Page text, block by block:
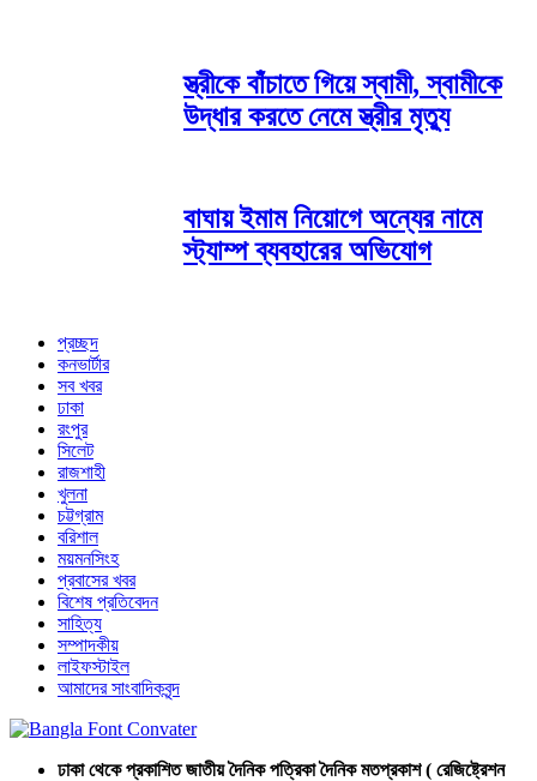
স্ত্রীকে বাঁচাতে গিয়ে স্বামী, স্বামীকে
উদ্ধার করতে নেমে স্ত্রীর মৃত্যু
বাঘায় ইমাম নিয়োগে অন্যের নামে
স্ট্যাম্প ব্যবহারের অভিযোগ
প্রচ্ছদ
কনভার্টার
সব খবর
ঢাকা
রংপুর
সিলেট
রাজশাহী
খুলনা
চট্টগ্রাম
বরিশাল
ময়মনসিংহ
প্রবাসের খবর
বিশেষ প্রতিবেদন
সাহিত্য
সম্পাদকীয়
লাইফস্টাইল
আমাদের সাংবাদিকবৃন্দ
ঢাকা থেকে প্রকাশিত জাতীয় দৈনিক পত্রিকা দৈনিক মতপ্রকাশ ( রেজিষ্ট্রেশন